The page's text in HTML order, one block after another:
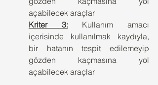
açabilecek araçlar
Kriter 3: Kullanım amacı
içerisinde kullanılmak kaydıyla,
bir hatanın tespit edilemeyip
gözden kaçmasına yol
açabilecek araçlar